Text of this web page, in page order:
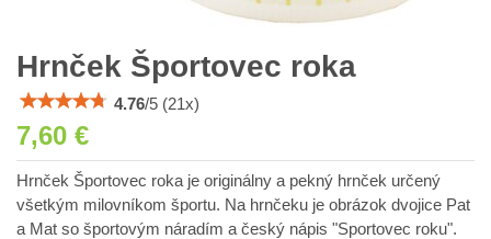
Hrnček Športovec roka
4.76/5 (21 x)
7,60 €
Hrnček Športovec roka je originálny a pekný hrnček určený
všetkým milovníkom športu. Na hrnčeku je obrázok dvojice Pat
a Mat so športovým náradím a český nápis "Sportovec roku".